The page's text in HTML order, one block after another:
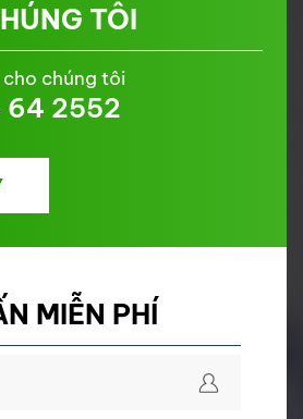
TÔI
cho chúng tôi
64 2552
MIỄN PHÍ